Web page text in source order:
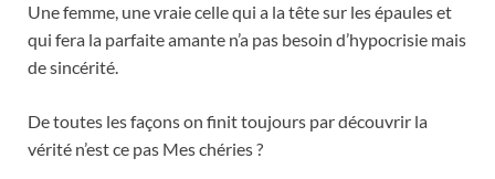
Une femme, une vraie celle qui a la tête sur les épaules et
qui fera la parfaite amante n’a pas besoin d’hypocrisie mais
de sincérité.
De toutes les façons on finit toujours par découvrir la
vérité n’est ce pas Mes chéries ?